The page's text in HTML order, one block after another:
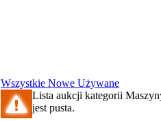
Wszystkie Nowe Używane
Lista aukcji kategorii
jest pusta.